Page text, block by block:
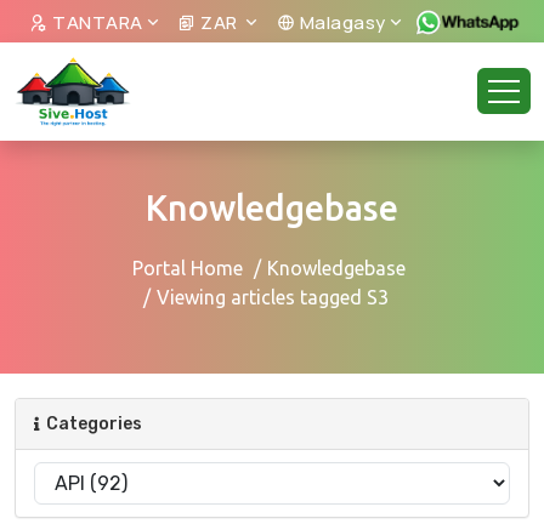
TANTARA ZAR Malagasy
Knowledgebase
Portal Home
Knowledgebase
Viewing articles tagged S3
Categories